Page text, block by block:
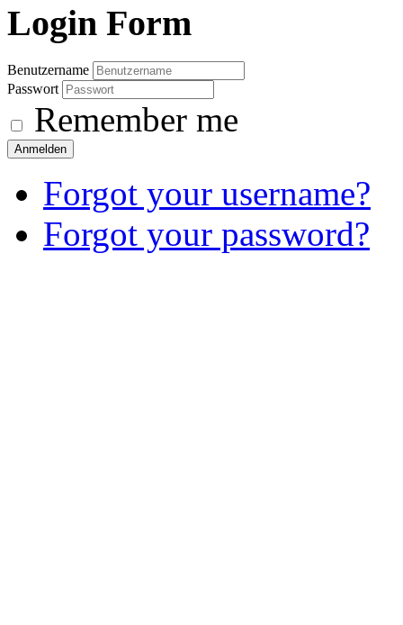
Login Form
Benutzername
Passwort
Remember me
Anmelden
Forgot your username?
Forgot your password?